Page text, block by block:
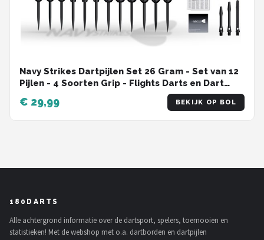
Navy Strikes Dartpijlen Set 26 Gram - Set van 12
Pijlen - 4 Soorten Grip - Flights Darts en Dart
Shafts - Darten - 108 Delige Set - Incl Add-a-
Gram 27 Gram
€ 29,99 BEKIJK OP BOL
180DARTS
Alle achtergrond informatie over de dartsport, spelers, toernooien en
statistieken! Met de webshop met o.a. dartborden en dartpijlen